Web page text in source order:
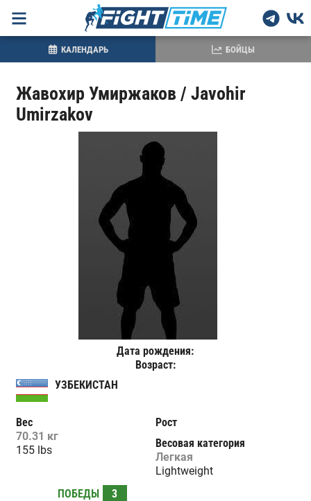
Жавохир Умиржаков / Javohir
Umirzakov
Дата рождения:
Возраст:
УЗБЕКИСТАН
Вес
70.31 кг
155 lbs
Рост
Весовая категория
Легкая
Lightweight
ПОБЕДЫ
3
КАЛЕНДАРЬ БОЙЦЫ